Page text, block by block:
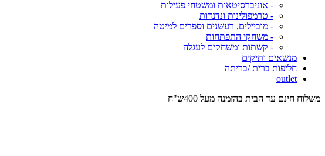
- אוניברסיטאות ומשטחי פעילות
- טרמפולינות ונדנדות
- מוביילים, רעשנים וספרים למיטה
- משחקי התפתחות
- קשתות ומשחקים לעגלה
מנשאים ותיקים
חליפות ברית /בריתה
outlet
משלוח חינם עד הבית בהזמנה מעל 400ש"ח